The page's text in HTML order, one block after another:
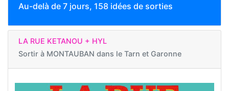
Au-delà de 7 jours, 158 idées de sorties
LA RUE KETANOU + HYL
Sortir à MONTAUBAN dans le Tarn et Garonne